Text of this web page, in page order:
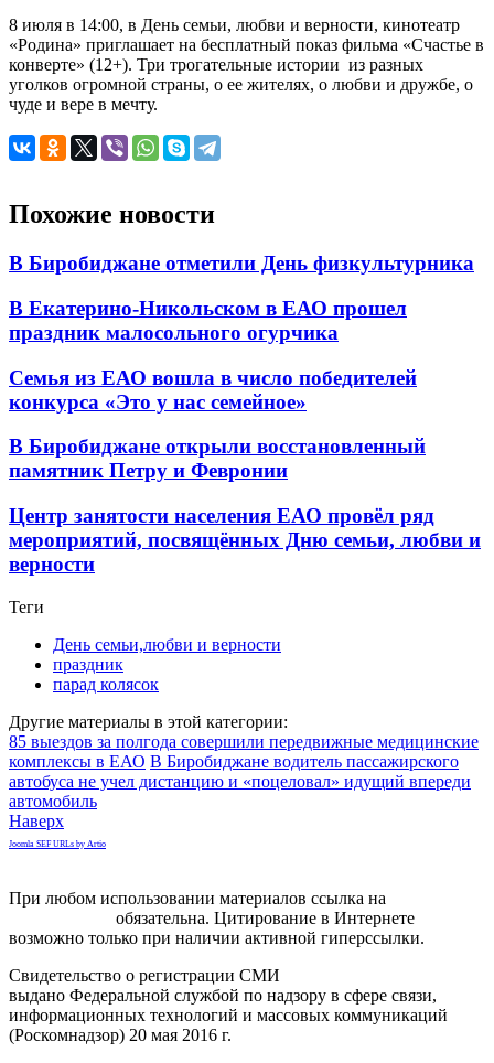
8 июля в 14:00, в День семьи, любви и верности, кинотеатр
«Родина» приглашает на бесплатный показ фильма «Счастье в
конверте» (12+). Три трогательные истории из разных
уголков огромной страны, о ее жителях, о любви и дружбе, о
чуде и вере в мечту.
Похожие новости
В Биробиджане отметили День физкультурника
В Екатерино-Никольском в ЕАО прошел
праздник малосольного огурчика
Семья из ЕАО вошла в число победителей
конкурса «Это у нас семейное»
В Биробиджане открыли восстановленный
памятник Петру и Февронии
Центр занятости населения ЕАО провёл ряд
мероприятий, посвящённых Дню семьи, любви и
верности
Теги
День семьи,любви и верности
праздник
парад колясок
Другие материалы в этой категории:
85 выездов за полгода совершили передвижные медицинские
комплексы в ЕАО В Биробиджане водитель пассажирского
автобуса не учел дистанцию и «поцеловал» идущий впереди
автомобиль
Наверх
Joomla SEF URLs by Artio
При любом использовании материалов ссылка на
обязательна. Цитирование в Интернете
возможно только при наличии активной гиперссылки.
Свидетельство о регистрации СМИ
выдано Федеральной службой по надзору в сфере связи,
информационных технологий и массовых коммуникаций
(Роскомнадзор) 20 мая 2016 г.